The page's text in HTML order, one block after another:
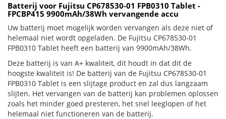
Batterij voor Fujitsu CP678530-01 FPB0310 Tablet -
FPCBP415 9900mAh/38Wh vervangende accu
Uw batterij moet mogelijk worden vervangen als deze niet of
helemaal niet wordt opgeladen. De Fujitsu CP678530-01
FPB0310 Tablet heeft een batterij van 9900mAh/38Wh.
Deze batterij is van A+ kwaliteit, dit houdt in dat dit de
hoogste kwaliteit is! De batterij van de Fujitsu CP678530-01
FPB0310 Tablet is een slijtage product en zal dus langzaam
slijten. Het vervangen van de batterij kan problemen oplossen
zoals het minder goed presteren, het snel leeglopen of het
helemaal niet functioneren van de batterij.